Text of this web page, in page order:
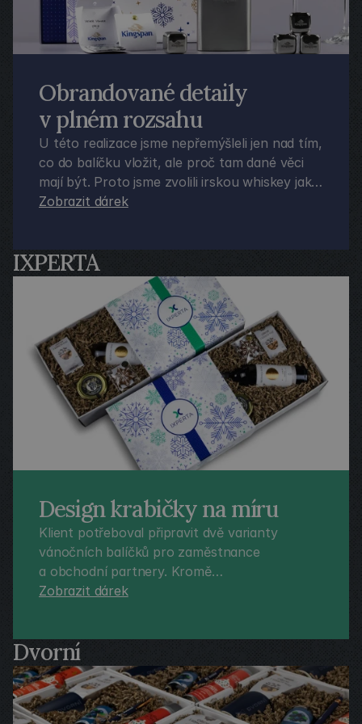
Obrandované detaily
v plném rozsahu
U této realizace jsme nepřemýšleli jen nad tím,
co do balíčku vložit, ale proč tam dané věci
mají být. Proto jsme zvolili irskou whiskey jako
odkaz na původ společnosti, připravili
kterou obdarovaný po otevření uvidí. Chtěli
jsme, aby celý dárek působil jako jeden
promyšlený celek a skutečně reprezentoval
značku klienta.
Zobrazit dárek
IXPERTA
Design krabičky na míru
Klient potřeboval připravit dvě varianty
vánočních balíčků pro zaměstnance
a obchodní partnery. Kromě
reprezentativního vzhledu bylo důležité i to,
barevně odlišili jednotlivé varianty a doplnili je
o odnosové tašky s logem. Výsledkem nebyly
jen hezké balíčky, ale řešení, které usnadnilo
organizaci celé zakázky.
Zobrazit dárek
Dvorní